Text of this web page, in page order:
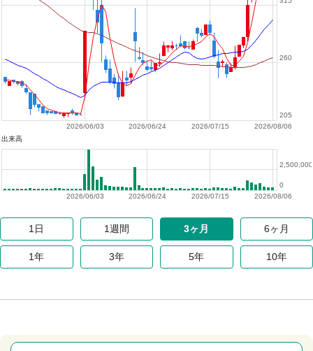
2026/08/06
2026/07/15
2026/06/24
2026/06/03
205
260
出来高
2026/08/06
2026/07/15
2026/06/24
2026/06/03
0
2,500,000
1日 1週間 3ヶ月 6ヶ月
1年 3年 5年 10年